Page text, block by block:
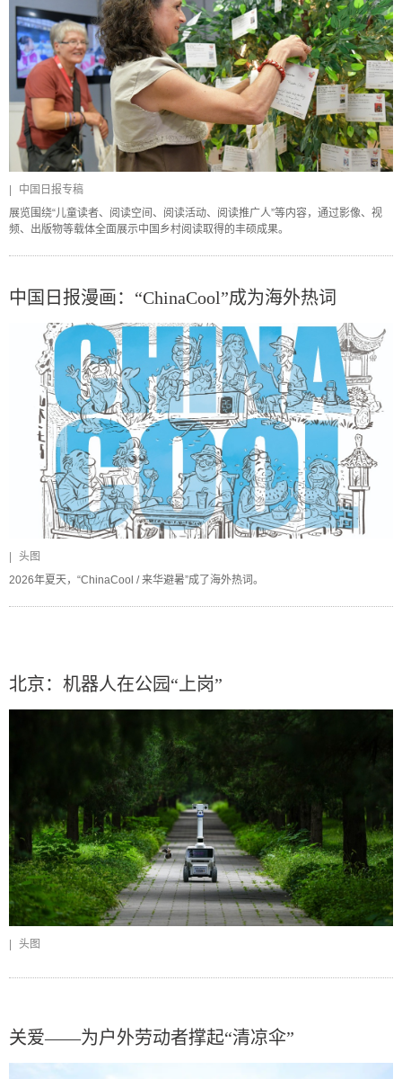
|
中国日报专稿
展览围绕“儿童读者、阅读空间、阅读活动、阅读推广人”等内容，通过影像、视
频、出版物等载体全面展示中国乡村阅读取得的丰硕成果。
中国日报漫画：“ChinaCool”成为海外热词
头图
2026年夏天，“ChinaCool / 来华避暑”成了海外热词。
北京：机器人在公园“上岗”
| 头图
关爱——为户外劳动者撑起“清凉伞”